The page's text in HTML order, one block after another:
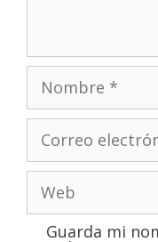
Guarda mi